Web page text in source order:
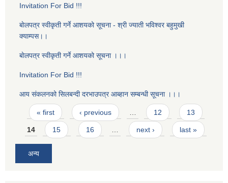
Invitation For Bid !!!
बाेलपत्र स्वीकृती गर्ने आशयको सूचना - श्री ज्याती भविश्वर बहुमुखी
क्याम्पस।।
बाेलपत्र स्वीकृती गर्ने आशयको सूचना ।।।
Invitation For Bid !!!
आय संकलनको सिलबन्दी दरभाउपत्र आब्हान सम्बन्धी सूचना ।।।
Pages
« first ‹ previous … 12 13
14 15 16 … next › last »
अन्य